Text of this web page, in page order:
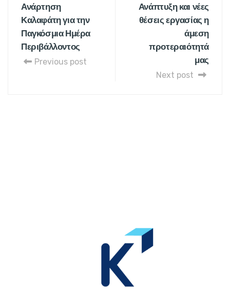
Ανάρτηση
Καλαφάτη για την
Παγκόσμια Ημέρα
Περιβάλλοντος
Previous post
Ανάπτυξη και νέες
θέσεις εργασίας η
άμεση
προτεραιότητά
μας
Next post